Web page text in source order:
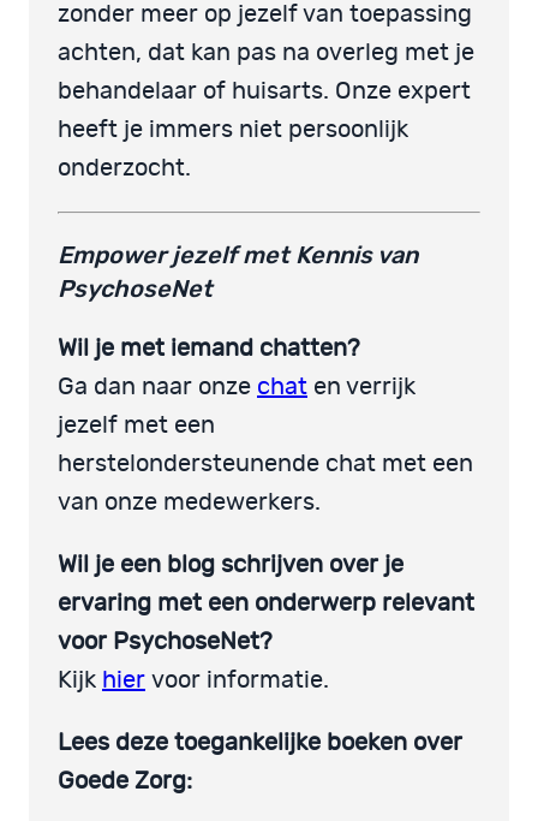
zonder meer op jezelf van toepassing
achten, dat kan pas na overleg met je
behandelaar of huisarts. Onze expert
heeft je immers niet persoonlijk
onderzocht.
Empower jezelf met Kennis van
PsychoseNet
Wil je met iemand chatten?
Ga dan naar onze chat en verrijk
jezelf met een
herstelondersteunende chat met een
van onze medewerkers.
Wil je een blog schrijven over je
ervaring met een onderwerp relevant
voor PsychoseNet?
Kijk hier voor informatie.
Lees deze toegankelijke boeken over
Goede Zorg: